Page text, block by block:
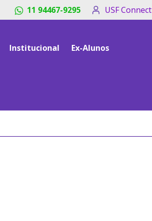
11 94467-9295 USF Connect
Institucional Ex-Alunos